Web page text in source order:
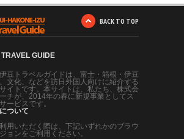
BACK TO TOP
GUIDE
豆トラベルガイドは、富士・箱根・伊豆
文化、などを訪日外国人向けに紹介する
イトです。本サイトは、私たち、株式会
チが、2014年の春に新規事業としてス
ービスです。
ついて
用いただく際は、下記いずれかのブラウ
ョンをご利用ください。